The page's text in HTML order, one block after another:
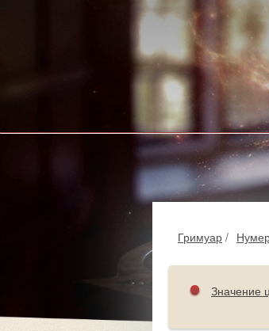
Гримуар /
Значение